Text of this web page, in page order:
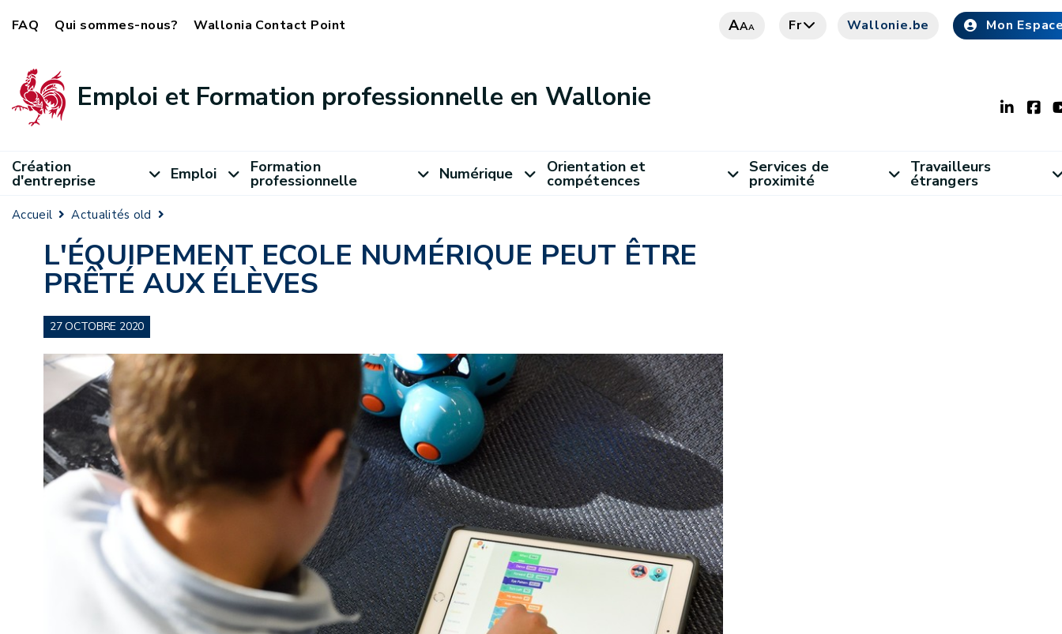
FAQ Qui sommes-nous? Wallonia Contact Point AAA Fr Wallonie.be Mon
Emploi et Formation professionnelle en Wallonie
Création
d'entreprise Emploi Formation
professionnelle Numérique Orientation et
compétences
Services de
proximité
Travailleurs
étrangers
Accueil Actualités old
L'ÉQUIPEMENT ECOLE NUMÉRIQUE PEUT ÊTRE
PRÊTÉ AUX ÉLÈVES
27 OCTOBRE 2020